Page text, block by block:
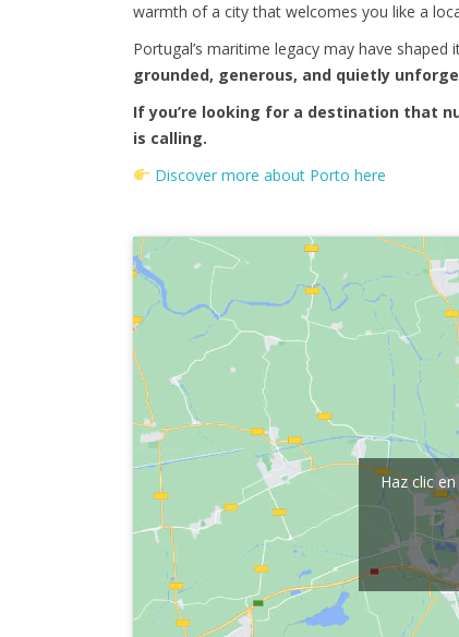
warmth of a city that welcomes you like a
Portugal’s maritime legacy may have
grounded, generous, and quietly
If you’re looking for a destination that
is calling.
Discover more about Porto here
Haz clic